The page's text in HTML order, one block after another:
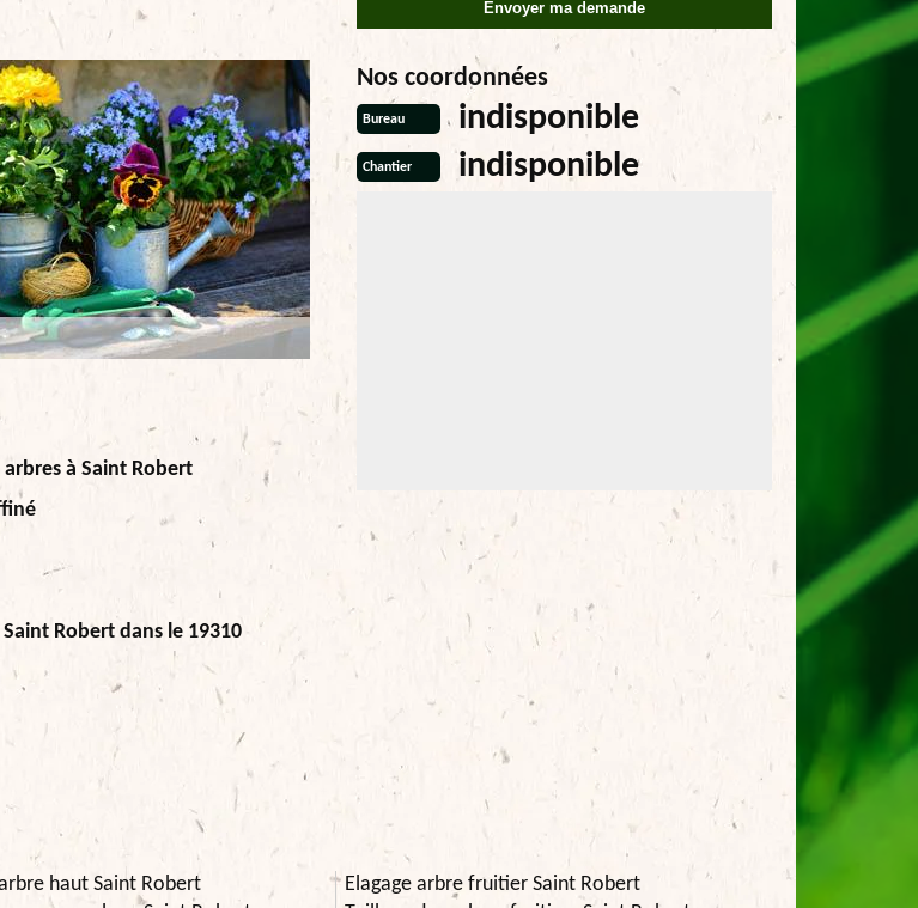
à Saint Robert
Robert dans le 19310
Nos coordonnées
Bureau indisponible
Chantier indisponible
haut Saint Robert
Elagage arbre fruitier Saint Robert